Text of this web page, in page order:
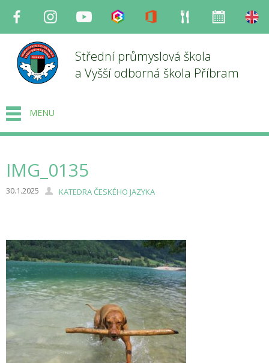
Facebook InstagramYoutube Bakaláři Office Strava
Střední průmyslová škola
a Vyšší odborná škola Příbram
MENU
IMG_0135
30.1.2025 KATEDRA ČESKÉHO JAZYKA